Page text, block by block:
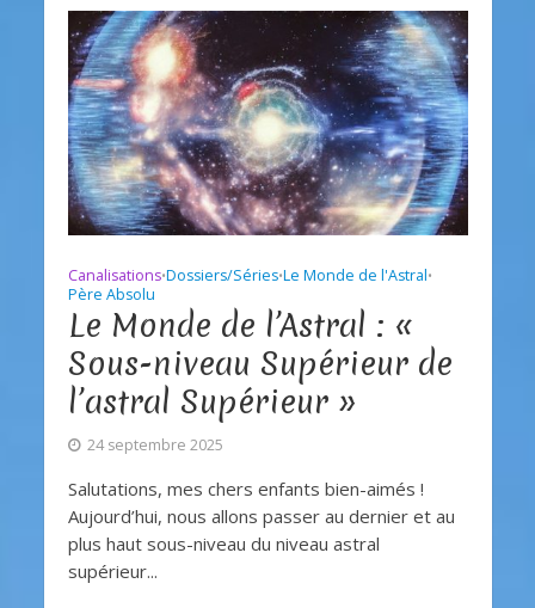
Canalisations•Dossiers/Séries•Le Monde de l'Astral•
Père Absolu
Le Monde de l’Astral : «
Sous-niveau Supérieur de
l’astral Supérieur »
24 septembre 2025
Salutations, mes chers enfants bien-aimés !
Aujourd’hui, nous allons passer au dernier et au
plus haut sous-niveau du niveau astral
supérieur...